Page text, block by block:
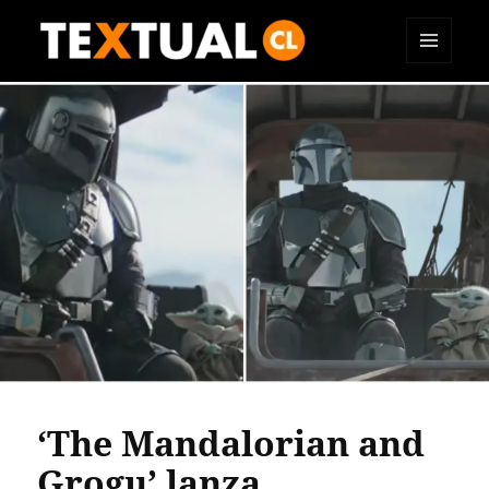
TEXTUAL
Y
WIDGETS
‘The Mandalorian and